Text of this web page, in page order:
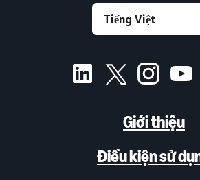
Giới thiệu
Điều kiện sử